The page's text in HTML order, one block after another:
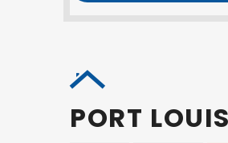
PORT LOUIS